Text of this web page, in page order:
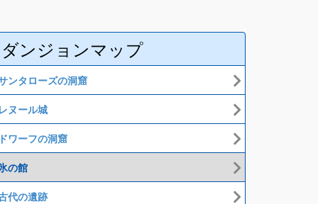
ダンジョンマップ
ンタローズの洞窟
ヌール城
ワーフの洞窟
の館
代の遺跡